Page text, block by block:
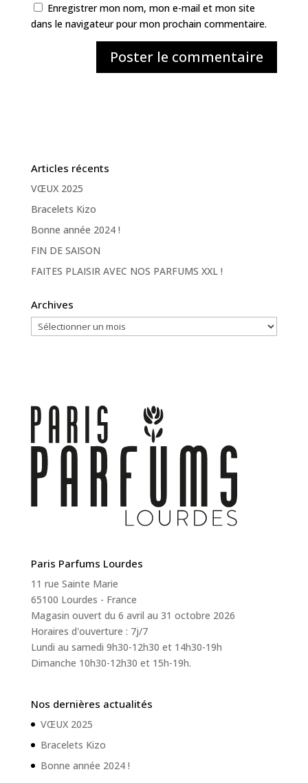
Enregistrer mon nom, mon e-mail et mon site
dans le navigateur pour mon prochain commentaire.
Articles récents
VŒUX 2025
Bracelets Kizo
Bonne année 2024 !
FIN DE SAISON
FAITES PLAISIR AVEC NOS PARFUMS XXL !
Archives
Archives
Paris Parfums Lourdes
11 rue Sainte Marie
65100 Lourdes - France
Magasin ouvert du 6 avril au 31 octobre 2026
Horaires d'ouverture : 7j/7
Lundi au samedi 9h30-12h30 et 14h30-19h
Dimanche 10h30-12h30 et 15h-19h.
Nos dernières actualités
VŒUX 2025
Bracelets Kizo
Bonne année 2024 !